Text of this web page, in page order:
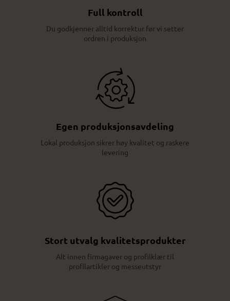
Full kontroll
Du godkjenner alltid korrektur før vi setter
ordren i produksjon
Egen produksjonsavdeling
Lokal produksjon sikrer høy kvalitet og raskere
levering
Stort utvalg kvalitetsprodukter
Alt innen firmagaver og profilklær til
profilartikler og messeutstyr